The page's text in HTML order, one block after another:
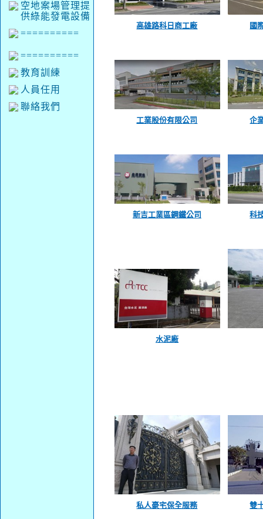
空地案場管理提
供綠能發電設備
==========
==========
教育訓練
人員任用
聯絡我們
高雄路科日商工廠 國
工業股份有限公司 企
新吉工業區鋼鐵公司 科
水泥廠
私人豪宅保全服務 雙